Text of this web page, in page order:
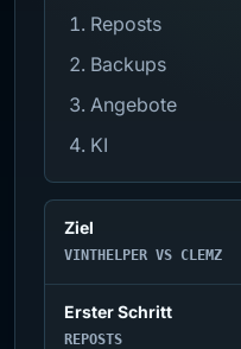
Reposts
Backups
Angebote
KI
Ziel
VINTHELPER VS CLEMZ
Erster Schritt
REPOSTS